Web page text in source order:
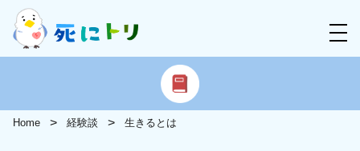
Home 経験談 生きるとは